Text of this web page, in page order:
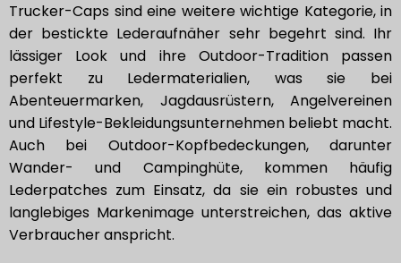
Trucker-Caps sind eine weitere wichtige Kategorie, in
der bestickte Lederaufnäher sehr begehrt sind. Ihr
lässiger Look und ihre Outdoor-Tradition passen
perfekt zu Ledermaterialien, was sie bei
Abenteuermarken, Jagdausrüstern, Angelvereinen
und Lifestyle-Bekleidungsunternehmen beliebt macht.
Auch bei Outdoor-Kopfbedeckungen, darunter
Wander- und Campinghüte, kommen häufig
Lederpatches zum Einsatz, da sie ein robustes und
langlebiges Markenimage unterstreichen, das aktive
Verbraucher anspricht.